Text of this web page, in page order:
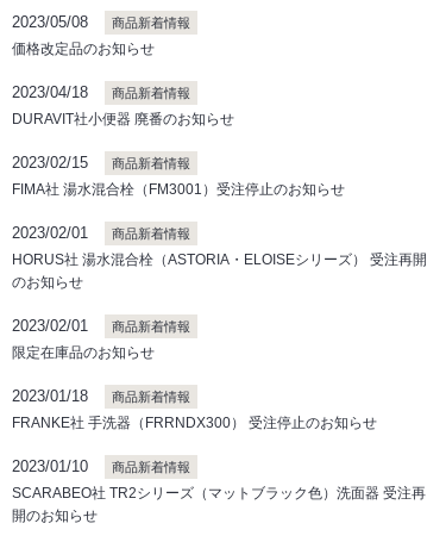
2023/05/08 商品新着情報
価格改定品のお知らせ
2023/04/18 商品新着情報
DURAVIT社小便器 廃番のお知らせ
2023/02/15 商品新着情報
FIMA社 湯水混合栓（FM3001）受注停止のお知らせ
2023/02/01 商品新着情報
HORUS社 湯水混合栓（ASTORIA・ELOISEシリーズ） 受注再開
のお知らせ
2023/02/01 商品新着情報
限定在庫品のお知らせ
2023/01/18 商品新着情報
FRANKE社 手洗器（FRRNDX300） 受注停止のお知らせ
2023/01/10 商品新着情報
SCARABEO社 TR2シリーズ（マットブラック色）洗面器 受注再
開のお知らせ